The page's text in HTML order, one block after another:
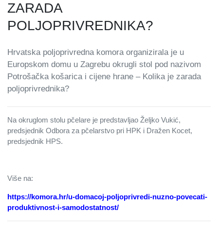
ZARADA
POLJOPRIVREDNIKA?
Hrvatska poljoprivredna komora organizirala je u
Europskom domu u Zagrebu okrugli stol pod nazivom
Potrošačka košarica i cijene hrane – Kolika je zarada
poljoprivrednika?
Na okruglom stolu pčelare je predstavljao Željko Vukić,
predsjednik Odbora za pčelarstvo pri HPK i Dražen Kocet,
predsjednik HPS.
Više na:
https://komora.hr/u-domacoj-poljoprivredi-nuzno-povecati-
produktivnost-i-samodostatnost/